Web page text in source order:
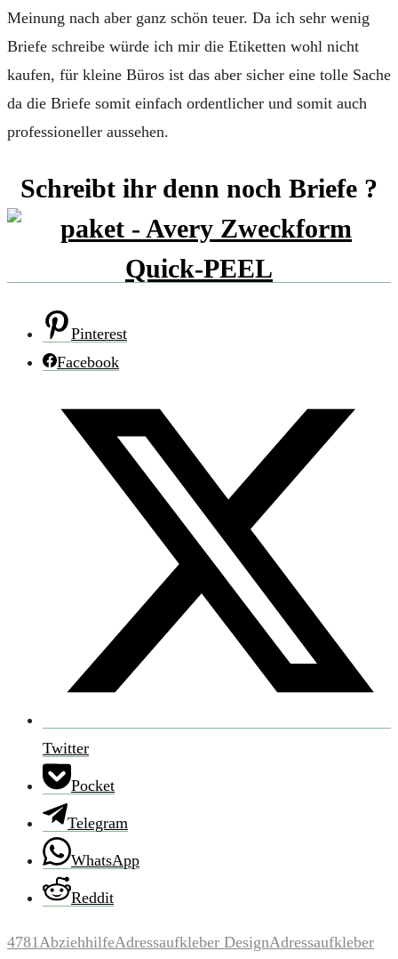
Meinung nach aber ganz schön teuer. Da ich sehr wenig
Briefe schreibe würde ich mir die Etiketten wohl nicht
kaufen, für kleine Büros ist das aber sicher eine tolle Sache
da die Briefe somit einfach ordentlicher und somit auch
professioneller aussehen.
Schreibt ihr denn noch Briefe ?
Pinterest
Facebook
Twitter
Pocket
Telegram
WhatsApp
Reddit
4781AbziehhilfeAdressaufkleber DesignAdressaufkleber